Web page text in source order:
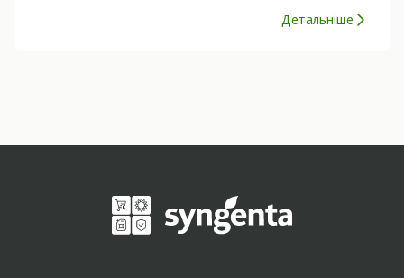
Детальніше